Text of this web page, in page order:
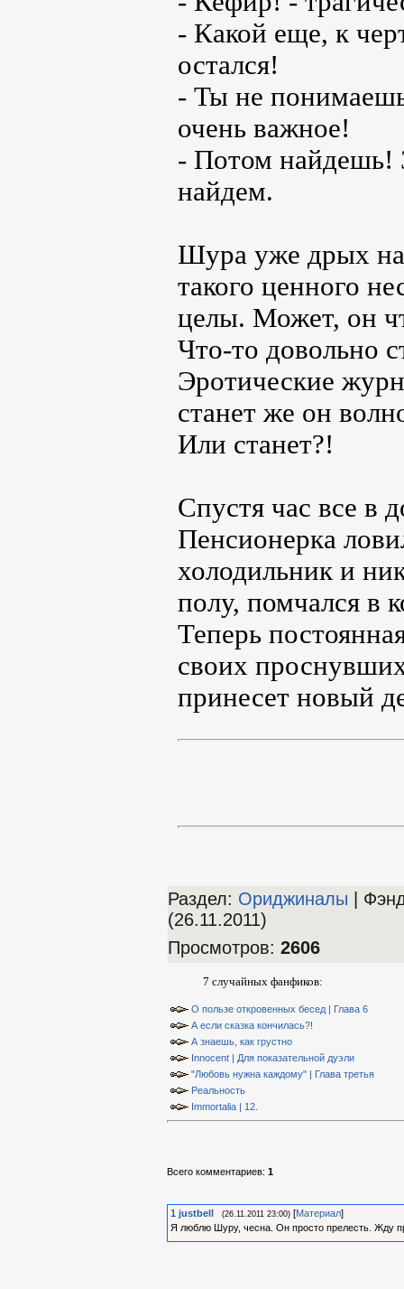
- Какой еще, к
остался!
- Ты не
очень важное!
- Потом найдешь!
найдем.
Шура уже дрых на
такого ценного
целы. Может, он
Что-то довольно
Эротические
станет же он
Или станет?!
Спустя час все в
Пенсионерка
холодильник и
полу, помчался в
Теперь
своих
принесет новый
Раздел: Ориджиналы |
(26.11.2011)
Просмотров: 2606
7 случайных фанфиков:
О пользе откровенных бесед | Глава 6
А если сказка кончилась?!
А знаешь, как грустно
Innocent | Для показательной дуэли
"Любовь нужна каждому" | Глава третья
Реальность
Immortalia | 12.
Всего комментариев: 1
1 justbell (26.11.2011 23:00) [Материал]
Я люблю Шуру, чесна. Он просто прелесть. Жду